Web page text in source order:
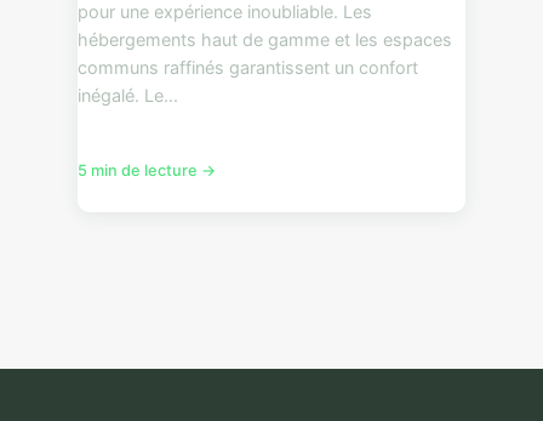
pour une expérience inoubliable. Les
hébergements haut de gamme et les espaces
communs raffinés garantissent un confort
inégalé. Le...
5 min de lecture →